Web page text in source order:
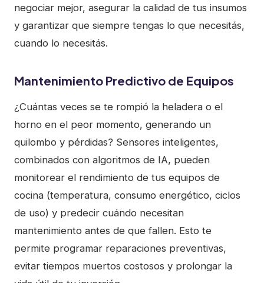
negociar mejor, asegurar la calidad de tus insumos
y garantizar que siempre tengas lo que necesitás,
cuando lo necesitás.
Mantenimiento Predictivo de Equipos
¿Cuántas veces se te rompió la heladera o el
horno en el peor momento, generando un
quilombo y pérdidas? Sensores inteligentes,
combinados con algoritmos de IA, pueden
monitorear el rendimiento de tus equipos de
cocina (temperatura, consumo energético, ciclos
de uso) y predecir cuándo necesitan
mantenimiento antes de que fallen. Esto te
permite programar reparaciones preventivas,
evitar tiempos muertos costosos y prolongar la